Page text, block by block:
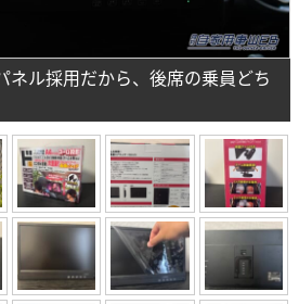
ネル採用だから、後席の乗員どち